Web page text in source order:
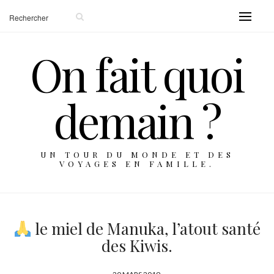
On fait quoi
demain ?
UN TOUR DU MONDE ET DES
VOYAGES EN FAMILLE.
le miel de Manuka, l’atout santé
des Kiwis.